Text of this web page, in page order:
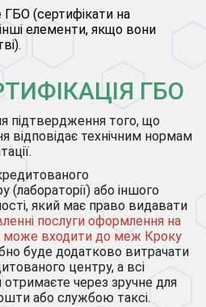
(сертифікати на
елементи, якщо вони
ГБО
підтвердження того, що
відповідає технічним нормам
(лабораторії) або іншого
який має право видавати
послуги оформлення на
входити до меж Кроку
буде додатково витрачати
центру, а всі
отримаєте через зручне для
або службою таксі.